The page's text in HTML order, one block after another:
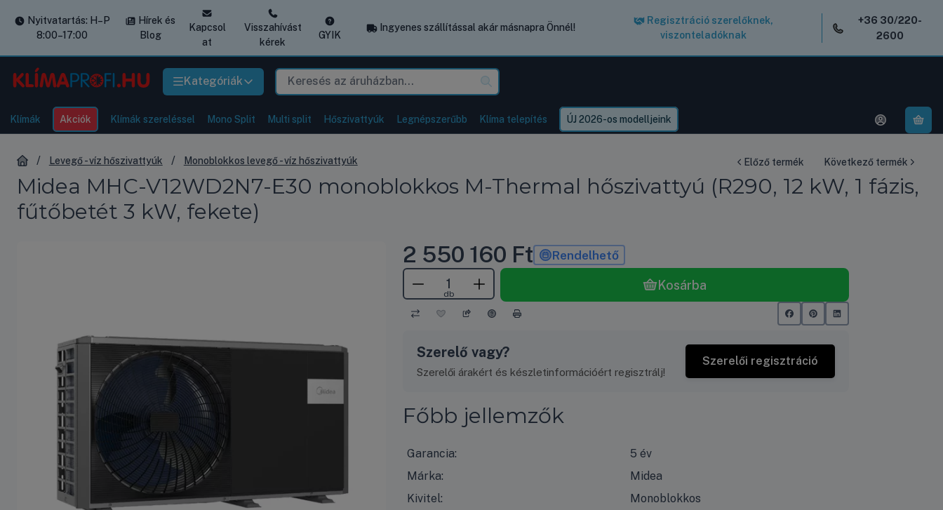
Kategóriák
Nyitvatartás: H–P
8:00–17:00
Hírek és
Blog
Kapcsol
at
Visszahívást
kérek
GYIK
Ingyenes szállítással akár másnapra Önnél!
Regisztráció szerelőknek,
viszonteladóknak
+36 30/220-
2600
Klímák Akciók Klímák szereléssel Mono Split Multi split Hőszivattyúk Legnépszerűbb Klíma telepítés ÚJ 2026-os modelljeink
Levegő - víz hőszivattyúk Monoblokkos levegő - víz hőszivattyúk Előző termék Következő termék
Midea MHC-V12WD2N7-E30 monoblokkos M-Thermal hőszivattyú (R290, 12 kW, 1 fázis,
fűtőbetét 3 kW, fekete)
2 550 160 Ft Rendelhető
db
Kosárba
Szerelő vagy?
Szerelői árakért és készletinformációért regisztrálj!
Szerelői regisztráció
Főbb jellemzők
Garancia:
5 év
Márka:
Midea
Kivitel:
Monoblokkos